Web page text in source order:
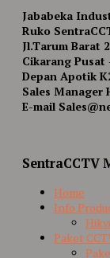
Jababeka
Ruko
Jl.Tarum Barat
Cikarang Pusat
Depan Apotik
Sales Manager
E-mail
SentraCCTV
Home
Info
Paket